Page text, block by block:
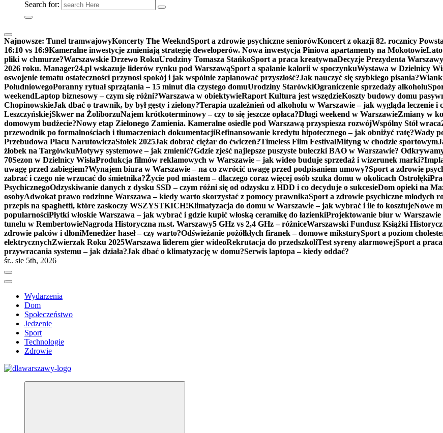
Search for:
Najnowsze: Tunel tramwajowyKoncerty The WeekndSport a zdrowie psychiczne seniorówKoncert z okazji 82. rocznicy
16:10 vs 16:9Kameralne inwestycje zmieniają strategię deweloperów. Nowa inwestycja Piniova apartamenty na MokotowieLato
pliki w chmurze?Warszawskie Drzewo RokuUrodziny Tomasza StańkoSport a praca kreatywnaDecyzje Prezydenta Warszawy
2026 roku. Manager24.pl wskazuje liderów rynku pod WarszawąSport a spalanie kalorii w spoczynkuWystawa w Dzielnicy
oswojenie tematu ostateczności przynosi spokój i jak wspólnie zaplanować przyszłość?Jak nauczyć się szybkiego pisania?
PołudniowegoPoranny rytuał sprzątania – 15 minut dla czystego domuUrodziny StarówkiOgraniczenie sprzedaży alkoholu
weekendLaptop biznesowy – czym się różni?Warszawa w obiektywieRaport Kultura jest wszędzieKoszty budowy domu
ChopinowskieJak dbać o trawnik, by był gęsty i zielony?Terapia uzależnień od alkoholu w Warszawie – jak wygląda leczenie i
LeszczyńskiejSkwer na ŻoliborzuNajem krótkoterminowy – czy to się jeszcze opłaca?Długi weekend w WarszawieZmiany w
domowym budżecie?Nowy etap Zielonego Zamienia. Kameralne osiedle pod Warszawą przyspiesza rozwójWspólny Stół wraca
przewodnik po formalnościach i tłumaczeniach dokumentacjiRefinansowanie kredytu hipotecznego – jak obniżyć ratę?Wady
Przebudowa Placu NarutowiczaStołek 2025Jak dobrać ciężar do ćwiczeń?Timeless Film FestivalMityng w chodzie sportowym
żłobek na TargówkuMotywy systemowe – jak zmienić?Gdzie zjeść najlepsze puszyste bułeczki BAO w Warszawie?
70Sezon w Dzielnicy WisłaProdukcja filmów reklamowych w Warszawie – jak wideo buduje sprzedaż i wizerunek marki?
uwagę przed zabiegiem?Wynajem biura w Warszawie – na co zwrócić uwagę przed podpisaniem umowy?Sport a zdrowie
zabrać i czego nie wrzucać do śmietnika?Życie pod miastem – dlaczego coraz więcej osób szuka domu w okolicach Ostrołęki
PsychicznegoOdzyskiwanie danych z dysku SSD – czym różni się od odzysku z HDD i co decyduje o sukcesieDom opieki na
osobyAdwokat prawo rodzinne Warszawa – kiedy warto skorzystać z pomocy prawnikaSport a zdrowie psychiczne młodych
przepis na spaghetti, które zaskoczy WSZYSTKICH!Klimatyzacja do domu w Warszawie – jak wybrać i ile to kosztujeNowe
popularnościPłytki włoskie Warszawa – jak wybrać i gdzie kupić włoską ceramikę do łazienkiProjektowanie biur w Warszawie
tunelu w RembertowieNagroda Historyczna m.st. Warszawy5 GHz vs 2,4 GHz – różniceWarszawski Fundusz Książki
zdrowie palców i dłoniMenedżer haseł – czy warto?Odświeżanie pożółkłych firanek – domowe miksturySport a poziom
elektrycznychZwierzak Roku 2025Warszawa liderem gier wideoRekrutacja do przedszkoliTest syreny alarmowejSport a praca
przywracania systemu – jak działa?Jak dbać o klimatyzację w domu?Serwis laptopa – kiedy oddać?
śr.. sie 5th, 2026
Wydarzenia
Dom
Społeczeństwo
Jedzenie
Sport
Technologie
Zdrowie